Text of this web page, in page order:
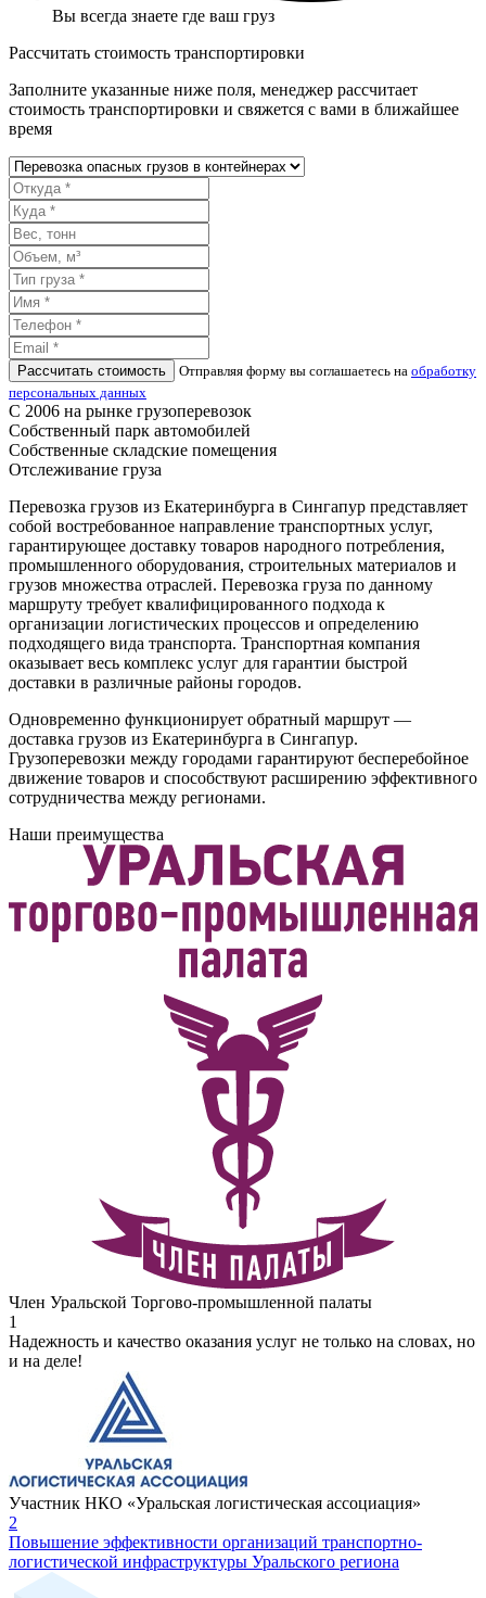
Вы всегда знаете где ваш груз
Рассчитать стоимость транспортировки
Заполните указанные ниже поля, менеджер рассчитает
стоимость транспортировки и свяжется с вами в ближайшее
время
Рассчитать стоимость Отправляя форму вы соглашаетесь на обработку
персональных данных
С 2006 на рынке грузоперевозок
Собственный парк автомобилей
Собственные складские помещения
Отслеживание груза
Перевозка грузов из Екатеринбурга в Сингапур представляет
собой востребованное направление транспортных услуг,
гарантирующее доставку товаров народного потребления,
промышленного оборудования, строительных материалов и
грузов множества отраслей. Перевозка груза по данному
маршруту требует квалифицированного подхода к
организации логистических процессов и определению
подходящего вида транспорта. Транспортная компания
оказывает весь комплекс услуг для гарантии быстрой
доставки в различные районы городов.
Одновременно функционирует обратный маршрут —
доставка грузов из Екатеринбурга в Сингапур.
Грузоперевозки между городами гарантируют бесперебойное
движение товаров и способствуют расширению эффективного
сотрудничества между регионами.
Наши преимущества
Член Уральской Торгово-промышленной палаты
1
Надежность и качество оказания услуг не только на словах, но
и на деле!
Участник НКО «Уральская логистическая ассоциация»
2
Повышение эффективности организаций транспортно-
логистической инфраструктуры Уральского региона